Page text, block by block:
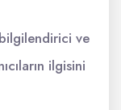
bilgilendirici ve
ilgisini